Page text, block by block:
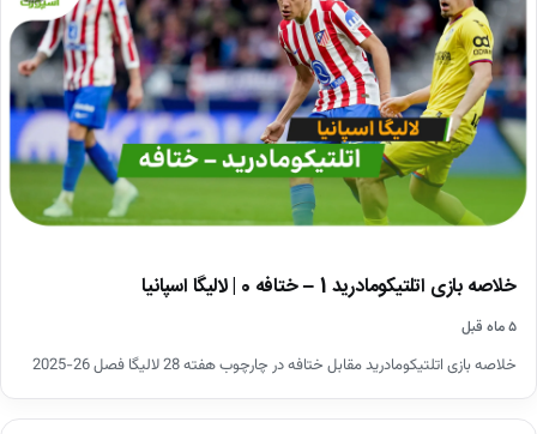
خلاصه بازی اتلتیکومادرید 1 – ختافه 0 | لالیگا اسپانیا
۵ ماه قبل
خلاصه بازی اتلتیکومادرید مقابل ختافه در چارچوب هفته 28 لالیگا فصل 26-2025